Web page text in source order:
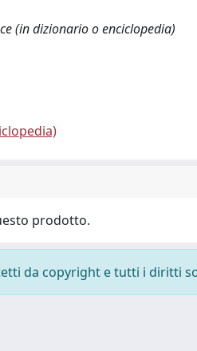
(in dizionario o enciclopedia)
prodotto.
da copyright e tutti i diritti